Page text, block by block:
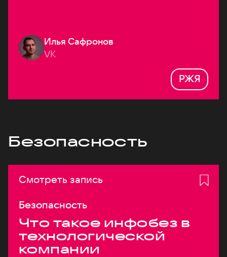
Илья Сафронов
VK
РЖЯ
Безопасность
Смотреть запись
Безопасность
Что такое инфобез в
технологической
компании